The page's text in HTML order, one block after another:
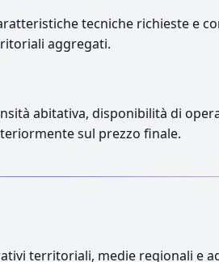
tecniche richieste e
aggregati.
abitativa, disponibilità di
sul prezzo finale.
territoriali, medie regionali e